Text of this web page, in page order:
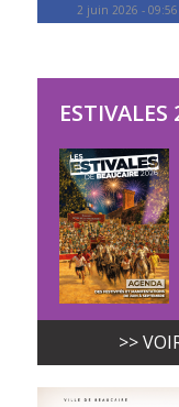
2 juin 2026 - 09:56
ESTIVALES
>>